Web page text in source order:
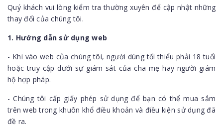
Quý khách vui lòng kiểm tra thường xuyên để cập nhật những
thay đổi của chúng tôi.
1. Hướng dẫn sử dụng web
- Khi vào web của chúng tôi, người dùng tối thiểu phải 18 tuổi
hoặc truy cập dưới sự giám sát của cha mẹ hay người giám
hộ hợp pháp.
- Chúng tôi cấp giấy phép sử dụng để bạn có thể mua sắm
trên web trong khuôn khổ điều khoản và điều kiện sử dụng đã
đề ra.